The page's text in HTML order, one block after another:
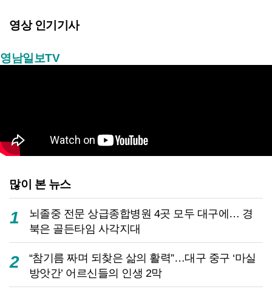
영상 인기기사
영남일보TV
많이 본 뉴스
1
뇌졸중 전문 상급종합병원 4곳 모두 대구에… 경
북은 골든타임 사각지대
2
“참기름 짜며 되찾은 삶의 활력”…대구 중구 ‘마실
방앗간’ 어르신들의 인생 2막